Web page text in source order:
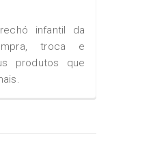
infantil da
troca e
produtos que